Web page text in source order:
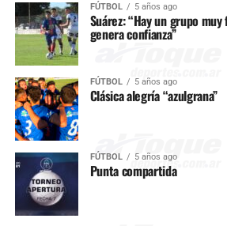
FÚTBOL 5 años ago
Suárez: “Hay un grupo
genera confianza”
FÚTBOL 5 años ago
Clásica alegría “azulgrana”
FÚTBOL 5 años ago
Punta compartida